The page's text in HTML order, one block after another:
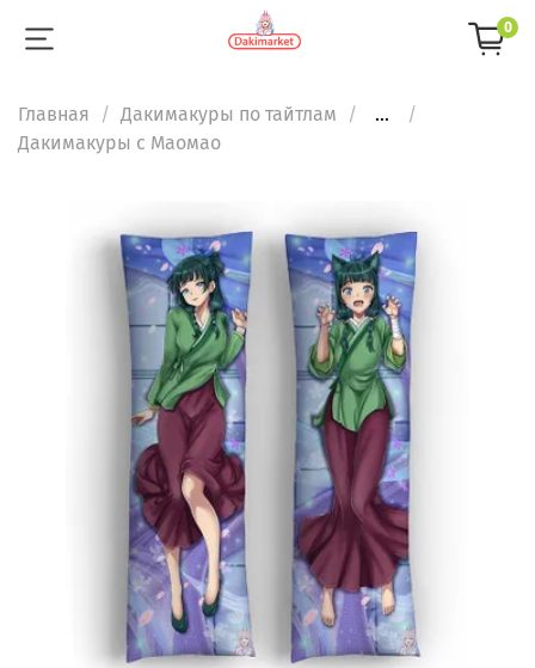
0
Главная Дакимакуры по тайтлам
...
Дакимакуры с Маомао